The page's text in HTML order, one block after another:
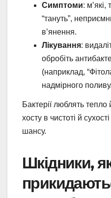
Симптоми:
“тануть”,
в’янення.
Лікування:
обробіть
(наприклад,
надмірного поливу.
Бактерії люблять
хосту в чистоті й
шансу.
Шкідники,